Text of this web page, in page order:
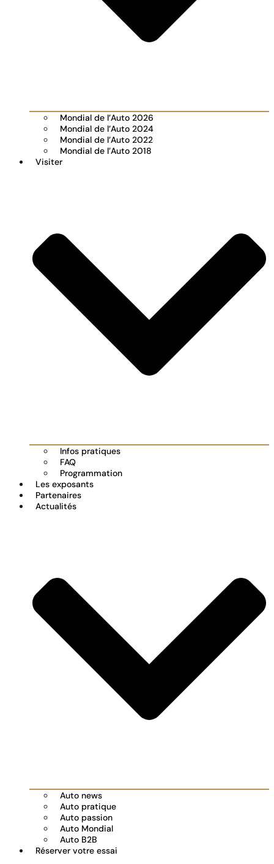
Mondial de l’Auto 2026
Mondial de l’Auto 2024
Mondial de l’Auto 2022
Mondial de l’Auto 2018
Visiter
Infos pratiques
FAQ
Programmation
Les exposants
Partenaires
Actualités
Auto news
Auto pratique
Auto passion
Auto Mondial
Auto B2B
Réserver votre essai